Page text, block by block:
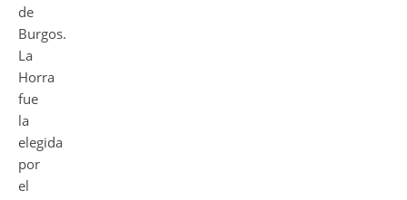
de
Burgos.
La
Horra
fue
la
elegida
por
el